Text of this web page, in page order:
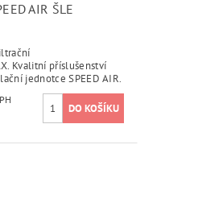
AIR ŠLE
Kvalitní příslušenství
jednotce SPEED AIR.
DPH